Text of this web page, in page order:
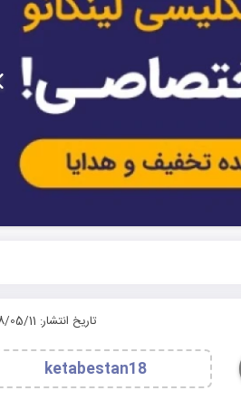
تاریخ انتشار: 1398/05/11
ketabestan18